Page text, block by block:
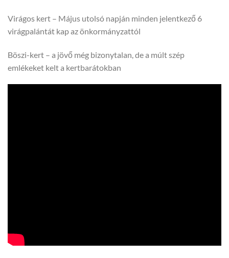
Virágos kert – Május utolsó napján minden jelentkező 6
virágpalántát kap az önkormányzattól
Böszi-kert – a jövő még bizonytalan, de a múlt szép
emlékeket kelt a kertbarátokban